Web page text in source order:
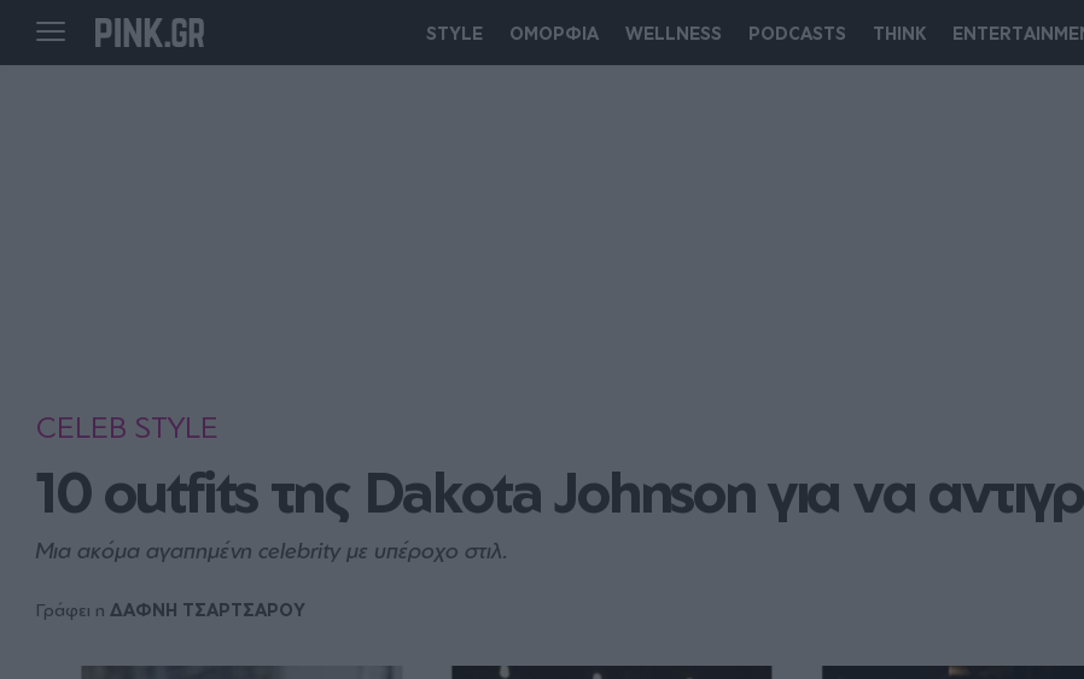
STYLE ΟΜΟΡΦΙΑ WELLNESS PODCASTS THINK
CELEB STYLE
10 outfits της Dakota Johnson για να
Μια ακόμα αγαπημένη celebrity με υπέροχο στιλ.
Γράφει η ΔΑΦΝΗ ΤΣΑΡΤΣΑΡΟΥ